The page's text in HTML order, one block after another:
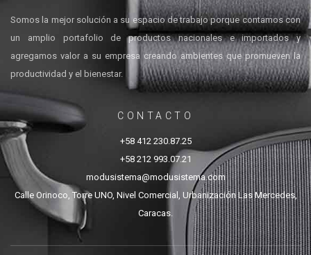
Somos la mejor solución a su espacio de trabajo porque contamos con
un amplio portafolio de productos nacionales e importados y
agregamos valor a su empresa creando ambientes que promueven la
productividad y el bienestar.
CONTACTO
+58 412 230.87.25
+58 212 993.07.21
modusistema@modusistema.com
Calle Orinoco, Torre UNO, Nivel Comercial, Urbanización Las Mercedes,
Caracas.